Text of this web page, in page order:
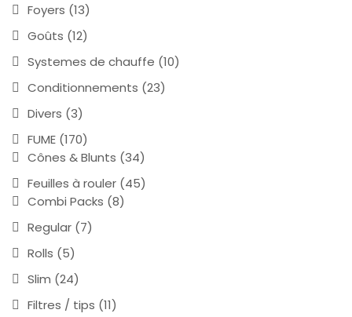
Foyers (13)
Goûts (12)
Systemes de chauffe (10)
Conditionnements (23)
Divers (3)
FUME (170)
Cônes & Blunts (34)
Feuilles à rouler (45)
Combi Packs (8)
Regular (7)
Rolls (5)
Slim (24)
Filtres / tips (11)